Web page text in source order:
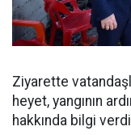
Ziyarette
heyet, yangının
hakkında bilgi